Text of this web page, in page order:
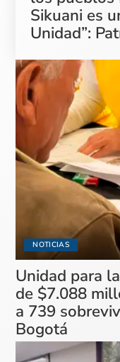
Sikuani es
Unidad”:
NOTICIAS
Unidad para
de $7.088
a 739
Bogotá